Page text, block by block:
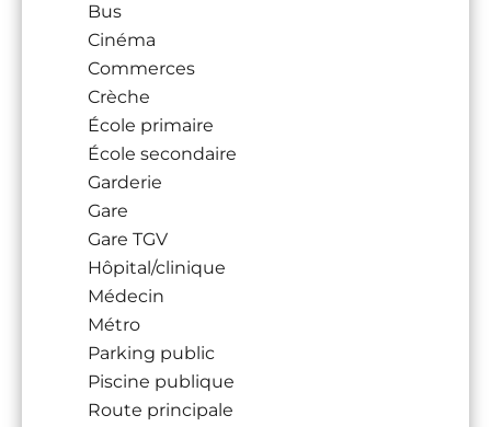
Bus
Cinéma
Commerces
Crèche
École primaire
École secondaire
Garderie
Gare
Gare TGV
Hôpital/clinique
Médecin
Métro
Parking public
Piscine publique
Route principale